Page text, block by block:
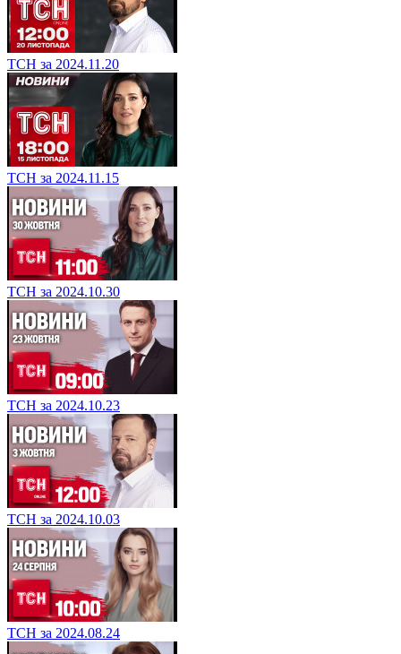
ТСН за 2024.11.20
ТСН за 2024.11.15
ТСН за 2024.10.30
ТСН за 2024.10.23
ТСН за 2024.10.03
ТСН за 2024.08.24